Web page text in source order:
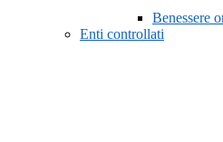
Benessere
Enti controllati